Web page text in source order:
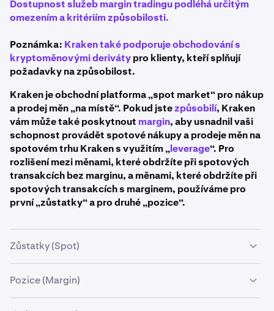
Dostupnost služeb margin tradingu podléhá určitým
omezením a kritériím způsobilosti.
Poznámka: Kraken také podporuje obchodování s
kryptoměnovými derivátypro klienty, kteří splňují
požadavky na způsobilost.
Kraken je obchodní platforma „spot market“ pro nákup
a prodej měn „na místě“. Pokud jstezpůsobilí, Kraken
vám může také poskytnout margin, aby usnadnil vaši
schopnost provádět spotové nákupy a prodeje měn na
spotovém trhu Kraken s využitím „leverage“. Pro
rozlišení mezi měnami, které obdržíte při spotových
transakcích bez marginu, a měnami, které obdržíte při
spotových transakcích s marginem, používáme pro
první „zůstatky“ a pro druhé „pozice“.
Zůstatky (Spot)
Při používání „ spotových trhů
marginu musíte mít dostatečné zůstatky v jedné měně,
abyste mohli obchodovat za jinou. Například musíte mít
Pozice (Margin)